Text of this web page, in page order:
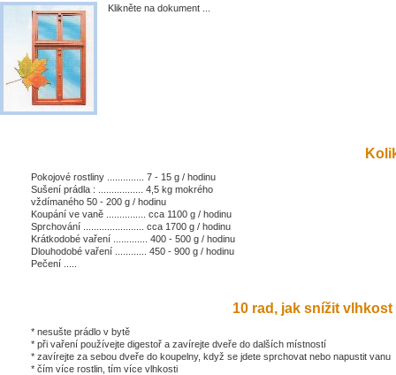
Klikněte na dokument ...
Pokojové rostliny .............. 7 - 15 g / hodinu
Sušení prádla : ................. 4,5 kg mokrého
vždímaného 50 - 200 g / hodinu
Koupání ve vaně ............... cca 1100 g / hodinu
Sprchování ....................... cca 1700 g / hodinu
Krátkodobé vaření ............. 400 - 500 g / hodinu
Dlouhodobé vaření ............ 450 - 900 g / hodinu
Pečení .....
10 rad, jak snížit vlhkost
* nesušte prádlo v bytě
* při vaření používejte digestoř a zavírejte dveře do dalších místností
* zavírejte za sebou dveře do koupelny, když se jdete sprchovat nebo napustit vanu
* čím více rostlin, tím více vlhkosti